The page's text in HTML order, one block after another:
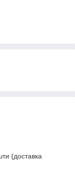
(доставка